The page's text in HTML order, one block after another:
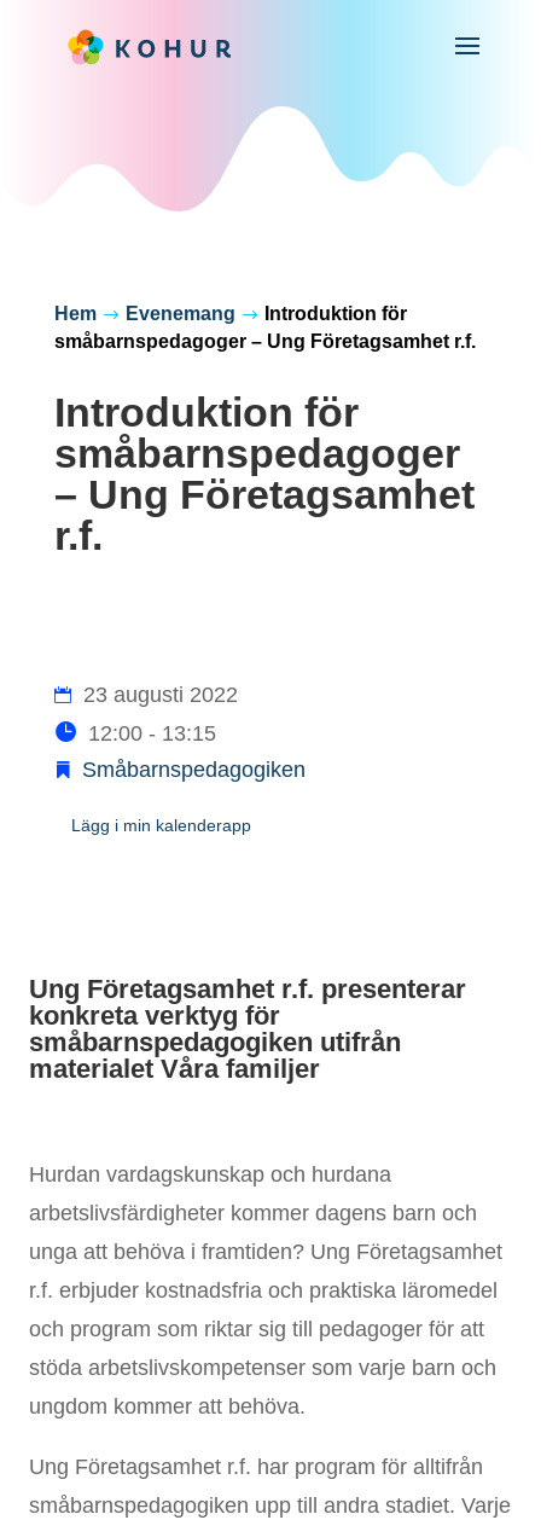
Hem $ Evenemang $
Introduktion för
småbarnspedagoger – Ung Företagsamhet r.f.
Introduktion för
småbarnspedagoger
– Ung Företagsamhet
r.f.
23 augusti 2022
12:00 - 13:15
Småbarnspedagogiken
Lägg i min kalenderapp
Ung Företagsamhet r.f. presenterar
konkreta verktyg för
småbarnspedagogiken utifrån
materialet Våra familjer
Hurdan vardagskunskap och hurdana
arbetslivsfärdigheter kommer dagens barn och
unga att behöva i framtiden? Ung Företagsamhet
r.f. erbjuder kostnadsfria och praktiska läromedel
och program som riktar sig till pedagoger för att
stöda arbetslivskompetenser som varje barn och
ungdom kommer att behöva.
Ung Företagsamhet r.f. har program för alltifrån
småbarnspedagogiken upp till andra stadiet. Varje